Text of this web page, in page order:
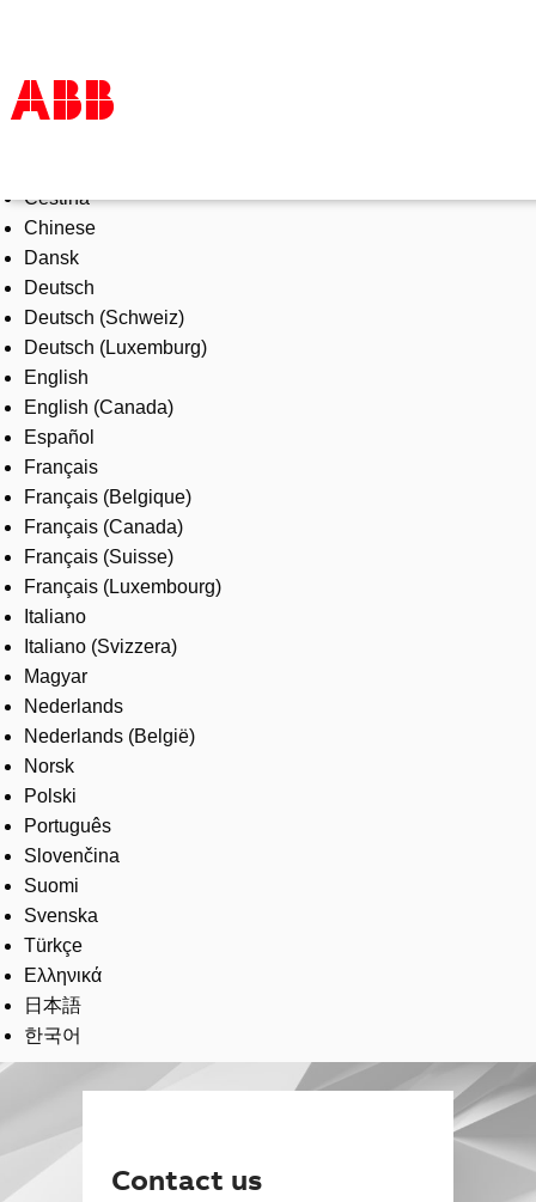
Products & Solutions
Industries
Services
About us
Where to buy
Contact us
Careers
Čeština
Chinese
Dansk
Deutsch
Deutsch (Schweiz)
Deutsch (Luxemburg)
English
English (Canada)
Español
Français
Français (Belgique)
Français (Canada)
Français (Suisse)
Français (Luxembourg)
Italiano
Italiano (Svizzera)
Magyar
Nederlands
Nederlands (België)
Norsk
Polski
Português
Slovenčina
Suomi
Svenska
Türkçe
Ελληνικά
日本語
한국어
Contact us